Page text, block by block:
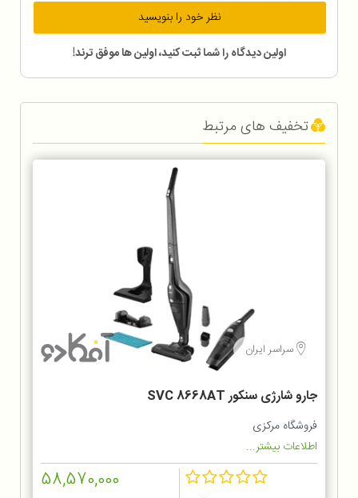
نظر خود را بنویسید
اولین دیدگاه را شما ثبت کنید، اولین ها موفق ترند!
تخفیف های مرتبط
سراسر ایران
جارو شارژی سنکور SVC 8668AT
فروشگاه مرکزی
اطلاعات بیشتر...
58,570,000